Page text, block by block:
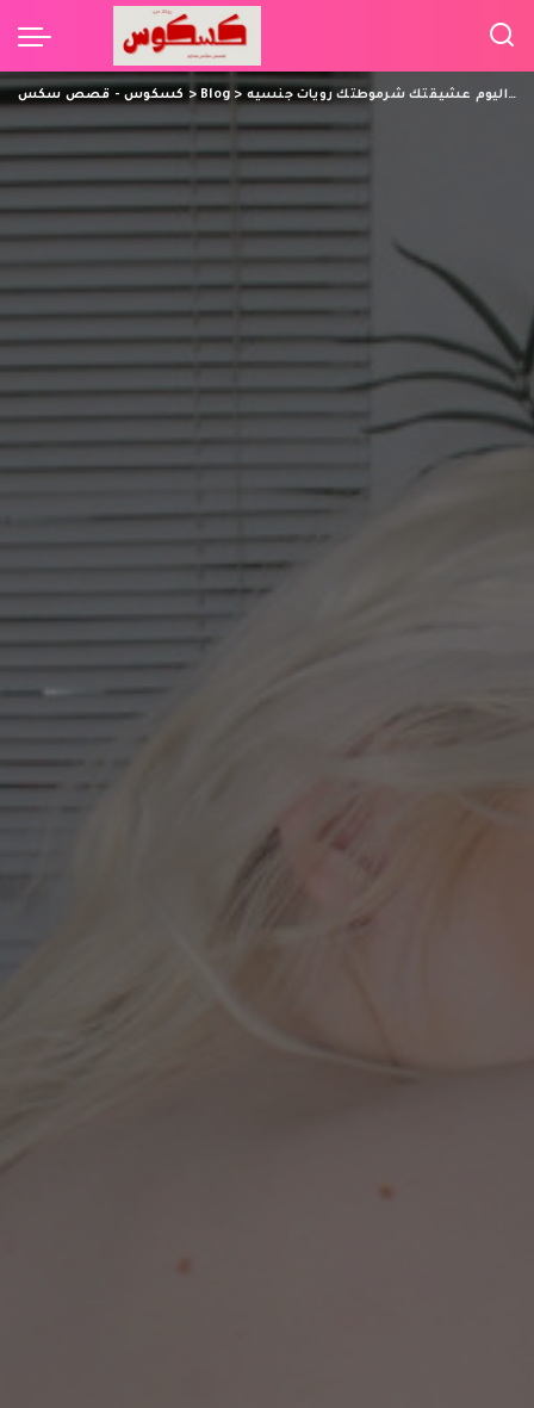
كسكوس - قصص سكس > Blog> نا مش مدرستك من اليوم أنا من اليوم عشيقتك شرموطتك رويات جنسيه